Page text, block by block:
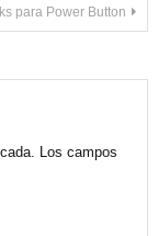
para Power Button
Los campos